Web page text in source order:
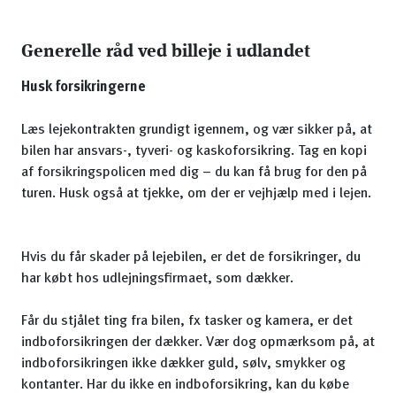
Generelle råd ved billeje i udlandet
Husk forsikringerne
Læs lejekontrakten grundigt igennem, og vær sikker på, at
bilen har ansvars-, tyveri- og kaskoforsikring. Tag en kopi
af forsikringspolicen med dig – du kan få brug for den på
turen. Husk også at tjekke, om der er vejhjælp med i lejen.
Hvis du får skader på lejebilen, er det de forsikringer, du
har købt hos udlejningsfirmaet, som dækker.
Får du stjålet ting fra bilen, fx tasker og kamera, er det
indboforsikringen der dækker. Vær dog opmærksom på, at
indboforsikringen ikke dækker guld, sølv, smykker og
kontanter. Har du ikke en indboforsikring, kan du købe